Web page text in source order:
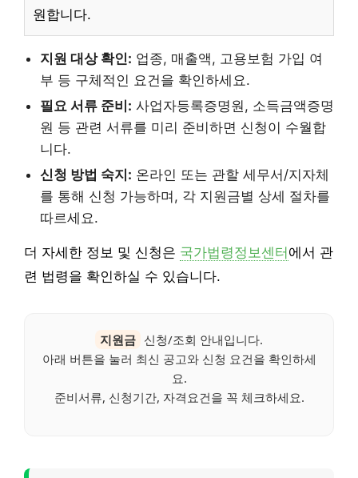
원합니다.
지원 대상 확인: 업종, 매출액, 고용보험 가입 여
부 등 구체적인 요건을 확인하세요.
필요 서류 준비: 사업자등록증명원, 소득금액증명
원 등 관련 서류를 미리 준비하면 신청이 수월합
니다.
신청 방법 숙지: 온라인 또는 관할 세무서/지자체
를 통해 신청 가능하며, 각 지원금별 상세 절차를
따르세요.
더 자세한 정보 및 신청은 국가법령정보센터 에서 관
련 법령을 확인하실 수 있습니다.
지원금 신청/조회 안내입니다.
아래 버튼을 눌러 최신 공고와 신청 요건을 확인하세
요.
준비서류, 신청기간, 자격요건을 꼭 체크하세요.